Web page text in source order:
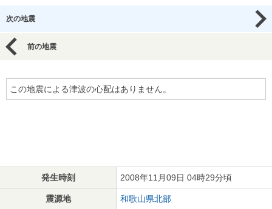
次の地震
前の地震
この地震による津波の心配はありません。
発生時刻 2008年11月09日 04時29分頃
震源地 和歌山県北部